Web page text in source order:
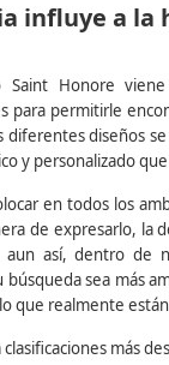
influye a la
Saint Honore
para permitirle
diferentes diseños
y personalizado
en todos los
de expresarlo, la
así, dentro de
sea más
que realmente
más